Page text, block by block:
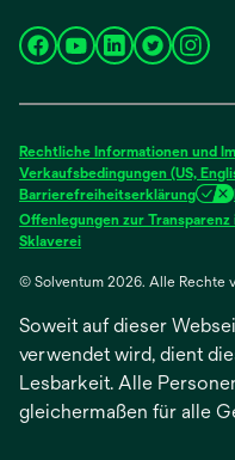
wird
neuen
Registerkarte
geöffnet
wird
neuen
Registerkarte
geöffnet
wird
neuen
Registerkarte
geöffnet
wird
neuen
geöffnet
wird
neuen
Rechtliche Informationen und
Verkaufsbedingungen (US,
Barrierefreiheitserklärung
Offenlegungen zur
Sklavereiwird
einer
Registerkarte
geöffnet
© Solventum 2026. Alle Rechte
Soweit auf dieser
verwendet wird, dient
Lesbarkeit. Alle
gleichermaßen für alle